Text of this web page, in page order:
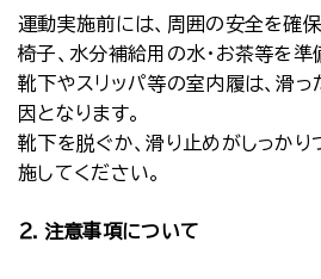
運動実施前には、周囲の安全を確
椅子、水分補給用の水・お茶等を準
靴下やスリッパ等の室内履は、滑っ
因となります。
靴下を脱ぐか、滑り止めがしっか
施してください。
２．注意事項について